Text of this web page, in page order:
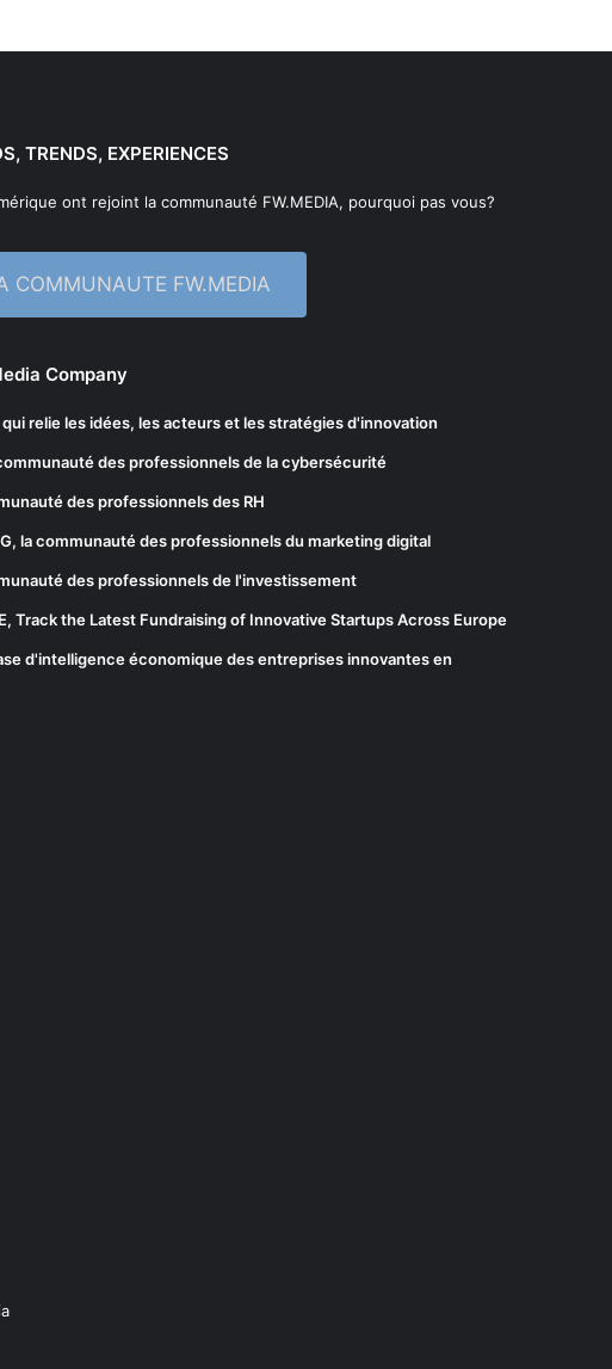
TRENDS, EXPERIENCES
ont rejoint la communauté FW.MEDIA, pourquoi pas vous?
COMMUNAUTE FW.MEDIA
Company
qui relie les idées, les acteurs et les stratégies d'innovation
des professionnels de la cybersécurité
des professionnels des RH
, la communauté des professionnels du marketing digital
des professionnels de l'investissement
, Track the Latest Fundraising of Innovative Startups Across Europe
d'intelligence économique des entreprises innovantes en